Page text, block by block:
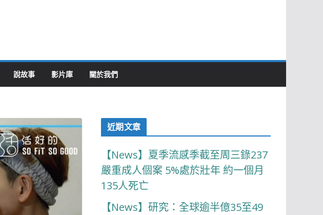
說故事 影片庫 關於我們
近期文章
【News】夏季流感季截至周三錄237
嚴重成人個案 5%處於壯年 約一個月
135人死亡
【News】研究：全球逾半億35至49